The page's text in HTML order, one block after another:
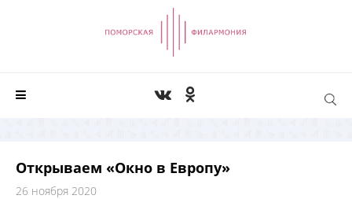
Открываем «Окно в Европу»
26 ноября 2020